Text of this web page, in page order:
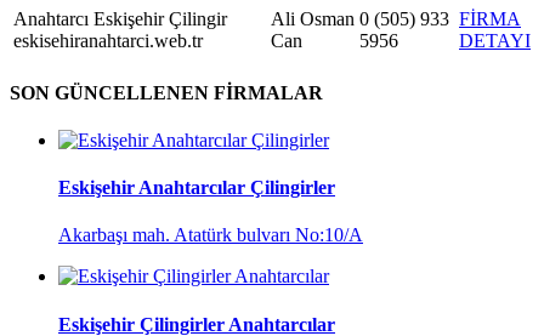
Anahtarcı Eskişehir Çilingir
eskisehiranahtarci.web.tr
Ali Osman
Can
0 (505) 933
5956
FİRMA
DETAYI
SON GÜNCELLENEN FİRMALAR
Eskişehir Anahtarcılar Çilingirler
Akarbaşı mah. Atatürk bulvarı No:10/A
Eskişehir Çilingirler Anahtarcılar